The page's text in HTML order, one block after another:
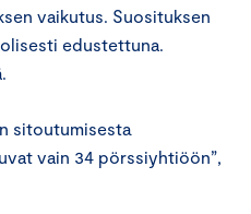
vaikutus. Suosituksen
edustettuna.
sitoutumisesta
vain 34 pörssiyhtiöön”,